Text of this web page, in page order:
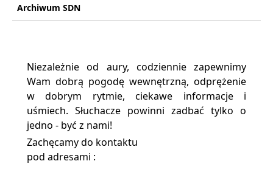
Archiwum SDN
Niezależnie od aury, codziennie zapewnimy
Wam dobrą pogodę wewnętrzną, odprężenie
w dobrym rytmie, ciekawe informacje i
uśmiech. Słuchacze powinni zadbać tylko o
jedno - być z nami!
Zachęcamy do kontaktu
pod adresami :